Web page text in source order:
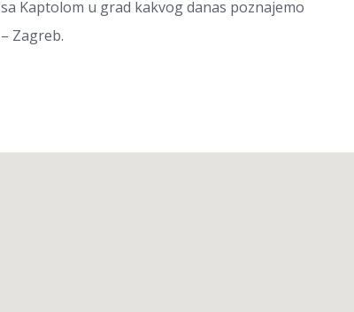
sa Kaptolom u grad kakvog danas poznajemo
– Zagreb.